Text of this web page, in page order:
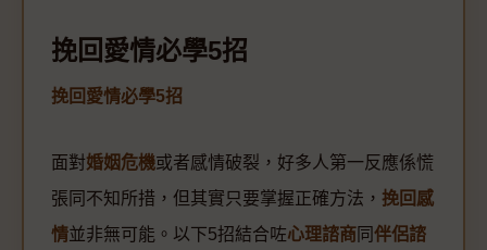
挽回愛情必學5招
挽回愛情必學5招
面對婚姻危機或者感情破裂，好多人第一反應係慌
張同不知所措，但其實只要掌握正確方法， 挽回感
情並非無可能。以下5招結合咗心理諮商 同 伴侶諮